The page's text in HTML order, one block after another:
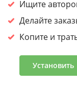
30% на первый заказ
Ищите
Делайте
Копите и
Установить